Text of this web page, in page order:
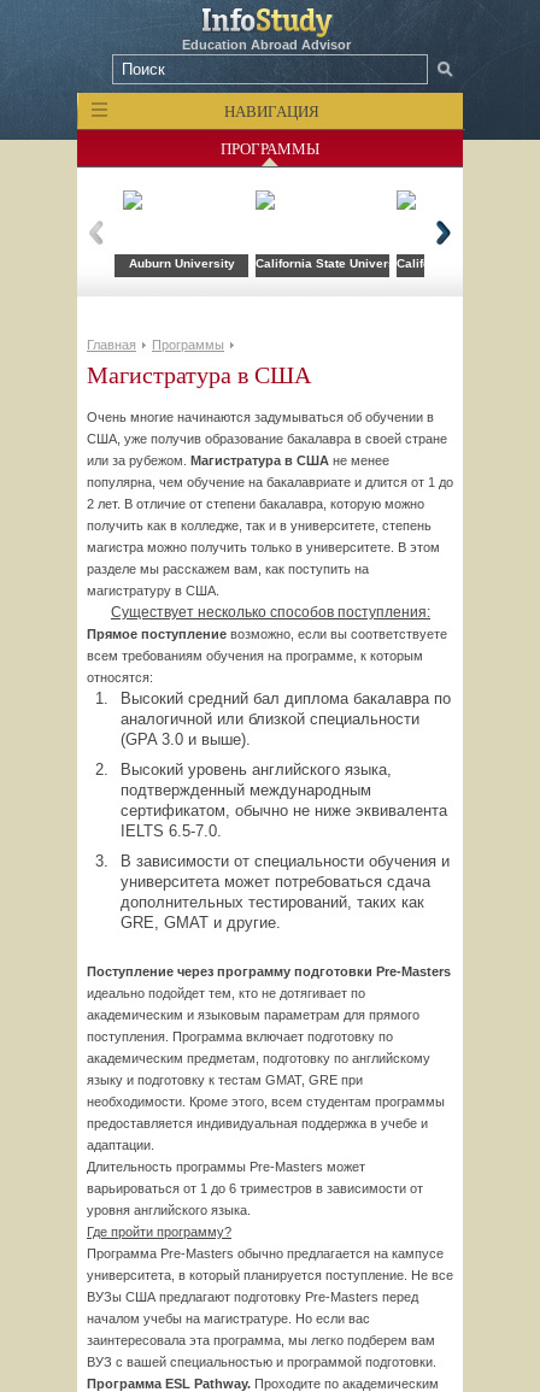
Education Abroad Advisor
НАВИГАЦИЯ
ПРОГРАММЫ
Auburn University California State UniversityCalifornia State
Главная Программы
Магистратура в США
Очень многие начинаются задумываться об обучении в
США, уже получив образование бакалавра в своей стране
или за рубежом. Магистратура в США не менее
популярна, чем обучение на бакалавриате и длится от 1 до
2 лет. В отличие от степени бакалавра, которую можно
получить как в колледже, так и в университете, степень
магистра можно получить только в университете. В этом
разделе мы расскажем вам, как поступить на
магистратуру в США.
Существует несколько способов поступления:
Прямое поступление возможно, если вы соответствуете
всем требованиям обучения на программе, к которым
относятся:
Высокий средний бал диплома бакалавра по
аналогичной или близкой специальности
(GPA 3.0 и выше).
Высокий уровень английского языка,
подтвержденный международным
сертификатом, обычно не ниже эквивалента
IELTS 6.5-7.0.
В зависимости от специальности обучения и
университета может потребоваться сдача
дополнительных тестирований, таких как
GRE, GMAT и другие.
Поступление через программу подготовки Pre-Masters
идеально подойдет тем, кто не дотягивает по
академическим и языковым параметрам для прямого
поступления. Программа включает подготовку по
академическим предметам, подготовку по английскому
языку и подготовку к тестам GMAT, GRE при
необходимости. Кроме этого, всем студентам программы
предоставляется индивидуальная поддержка в учебе и
адаптации.
Длительность программы Pre-Masters может
варьироваться от 1 до 6 триместров в зависимости от
уровня английского языка.
Где пройти программу?
Программа Pre-Masters обычно предлагается на кампусе
университета, в который планируется поступление. Не все
ВУЗы США предлагают подготовку Pre-Masters перед
началом учебы на магистратуре. Но если вас
заинтересовала эта программа, мы легко подберем вам
ВУЗ с вашей специальностью и программой подготовки.
Программа ESL Pathway. Проходите по академическим